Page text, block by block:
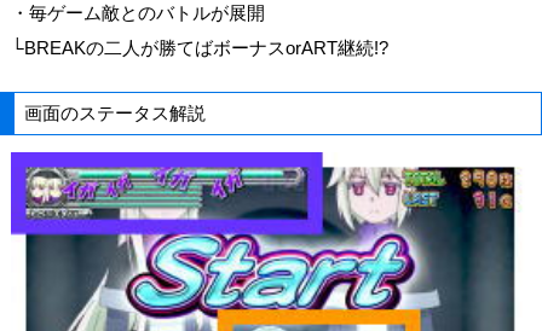
・毎ゲーム敵とのバトルが展開
└BREAKの二人が勝てばボーナスorART継続!?
画面のステータス解説